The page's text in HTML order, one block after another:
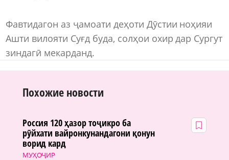
Фавтидагон аз ҷамоати деҳоти Дӯстии ноҳияи
Ашти вилояти Суғд буда, солҳои охир дар Сургут
зиндагӣ мекарданд.
Похожие новости
МУҲОҶИР
Россия 120 ҳазор тоҷикро ба
рӯйхати вайронкунандагони қонун
ворид кард